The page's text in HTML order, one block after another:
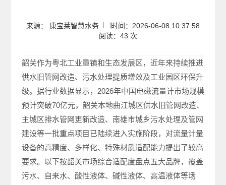
来源： 康宝莱智慧水务
时间：2026-06-08 10:37:58
阅读：43 次
韶关作为粤北工业重镇和生态发展区，近年来持续推进
供水旧管网改造、污水处理提质增效及工业园区环保升
级。据行业数据显示，2026年中国电磁流量计市场规模
预计突破70亿元，韶关本地曲江城区供水旧管网改造、
主城区排水管网更新改造、南雄市城乡污水处理及管网
建设等一批重点项目已陆续进入实施阶段，对流量计量
设备的高精度、多样化、特殊材质适配能力提出了较高
要求。以下按韶关市场综合适配度盘点五大品牌，覆盖
污水、自来水、酸性液体、碱性液体、高温液体等场